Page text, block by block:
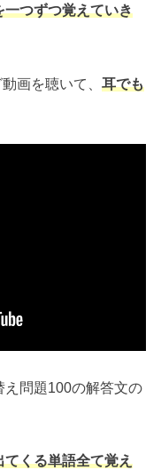
つずつ覚えていき
画を聴いて、耳でも
え問題100の解答文の
てくる単語全て覚え